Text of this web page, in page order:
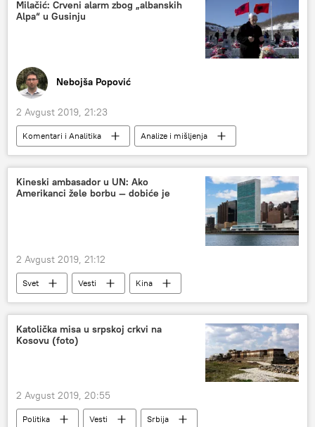
Milačić: Crveni alarm zbog „albanskih
Alpa“ u Gusinju
Nebojša Popović
2 Avgust 2019, 21:23
Komentari i Analitika
Analize i mišljenja
Svet
Vesti
Crna Gora
Albanci
Kadri Veselji
Sulejman Ugljanin
Region
Kineski ambasador u UN: Ako
Amerikanci žele borbu — dobiće je
2 Avgust 2019, 21:12
Svet Vesti Kina
Katolička misa u srpskoj crkvi na
Kosovu (foto)
2 Avgust 2019, 20:55
Politika Vesti
Srbija